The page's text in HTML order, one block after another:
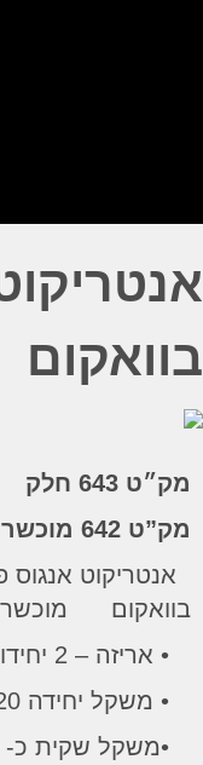
בוואקום
מק״ט 643
מק”ט 642 מוכשר
אנטריקוט אנגוס
בוואקום מוכשר
• אריזה – 2 יחידות בשקית.
• משקל יחידה 280-320 גרם.
•משקל שקית כ- 600 גרם.